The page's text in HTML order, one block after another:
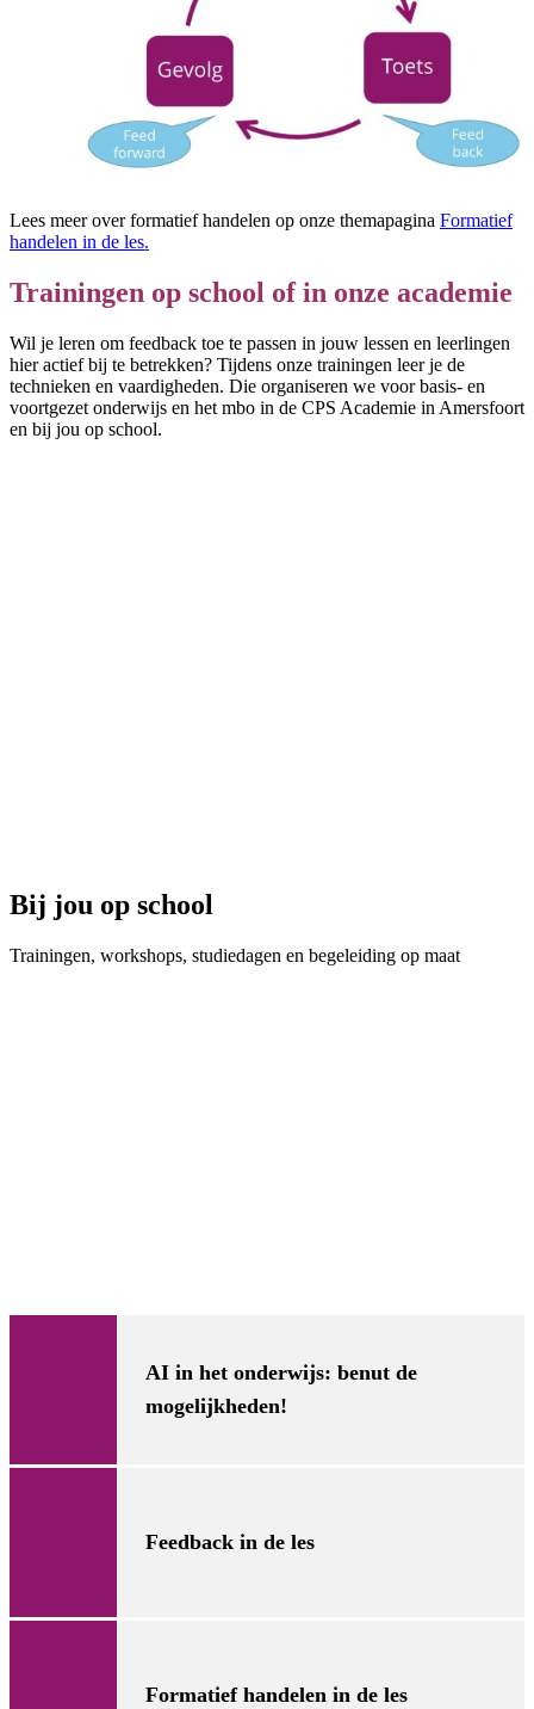
Lees meer over formatief handelen op onze themapagina Formatief
handelen in de les.
Trainingen op school of in onze academie
Wil je leren om feedback toe te passen in jouw lessen en leerlingen
hier actief bij te betrekken? Tijdens onze trainingen leer je de
technieken en vaardigheden. Die organiseren we voor basis- en
voortgezet onderwijs en het mbo in de CPS Academie in Amersfoort
en bij jou op school.
Bij jou op school
Trainingen, workshops, studiedagen en begeleiding op maat
AI in het onderwijs: benut de
mogelijkheden!
Feedback in de les
Formatief handelen in de les